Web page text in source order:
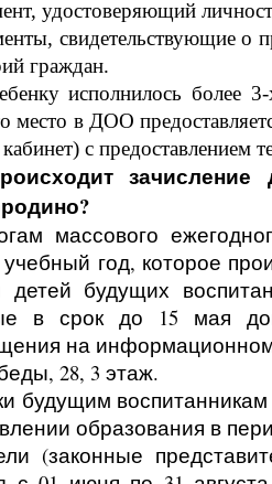
удостоверяющий
свидетельствующие о
граждан.
исполнилось более
место в ДОО
с предоставлением
массового
год, которое
детей будущих
в срок до 15 мая
на
28, 3 этаж.
будущим
образования в
(законные